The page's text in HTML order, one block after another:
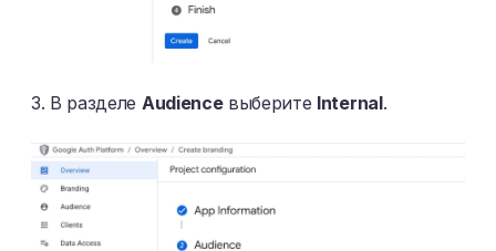
3. В разделе Audienceвыберите Internal.